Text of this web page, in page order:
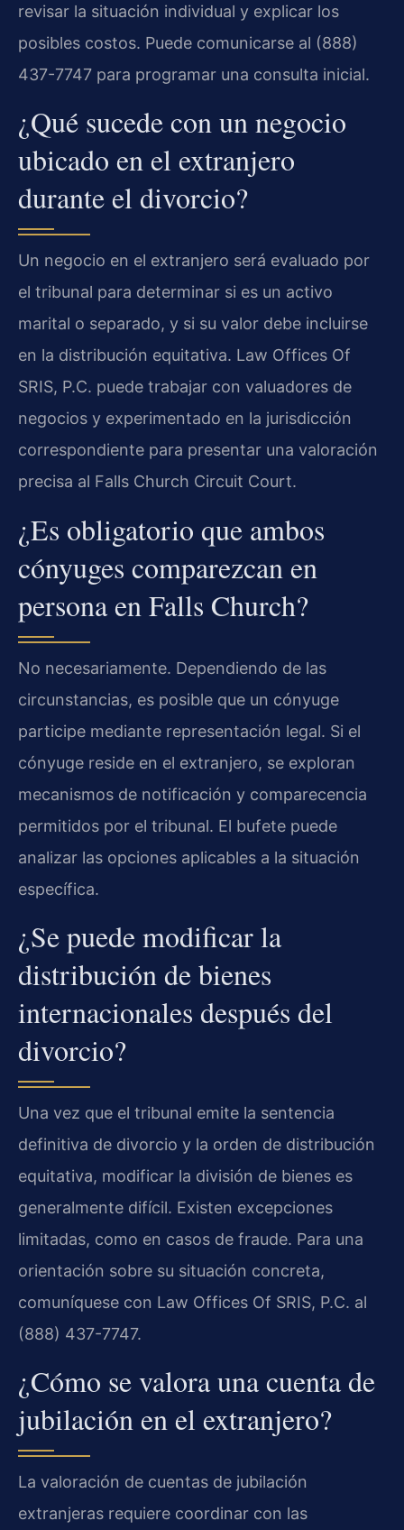
revisar la situación individual y explicar los
posibles costos. Puede comunicarse al (888)
437-7747 para programar una consulta inicial.
¿Qué sucede con un negocio
ubicado en el extranjero
durante el divorcio?
Un negocio en el extranjero será evaluado por
el tribunal para determinar si es un activo
marital o separado, y si su valor debe incluirse
en la distribución equitativa. Law Offices Of
SRIS, P.C. puede trabajar con valuadores de
negocios y experimentado en la jurisdicción
correspondiente para presentar una valoración
precisa al Falls Church Circuit Court.
¿Es obligatorio que ambos
cónyuges comparezcan en
persona en Falls Church?
No necesariamente. Dependiendo de las
circunstancias, es posible que un cónyuge
participe mediante representación legal. Si el
cónyuge reside en el extranjero, se exploran
mecanismos de notificación y comparecencia
permitidos por el tribunal. El bufete puede
analizar las opciones aplicables a la situación
específica.
¿Se puede modificar la
distribución de bienes
internacionales después del
divorcio?
Una vez que el tribunal emite la sentencia
definitiva de divorcio y la orden de distribución
equitativa, modificar la división de bienes es
generalmente difícil. Existen excepciones
limitadas, como en casos de fraude. Para una
orientación sobre su situación concreta,
comuníquese con Law Offices Of SRIS, P.C. al
(888) 437-7747.
¿Cómo se valora una cuenta de
jubilación en el extranjero?
La valoración de cuentas de jubilación
extranjeras requiere coordinar con las